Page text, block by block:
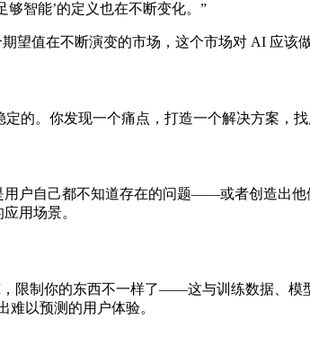
够智能’的定义也在不断变化。”
望值在不断演变的市场，这个市场对 AI 应该
的。你发现一个痛点，打造一个解决方案，
户自己都不知道存在的问题——或者创造出
用场景。
限制你的东西不一样了——这与训练数据、
以预测的用户体验。